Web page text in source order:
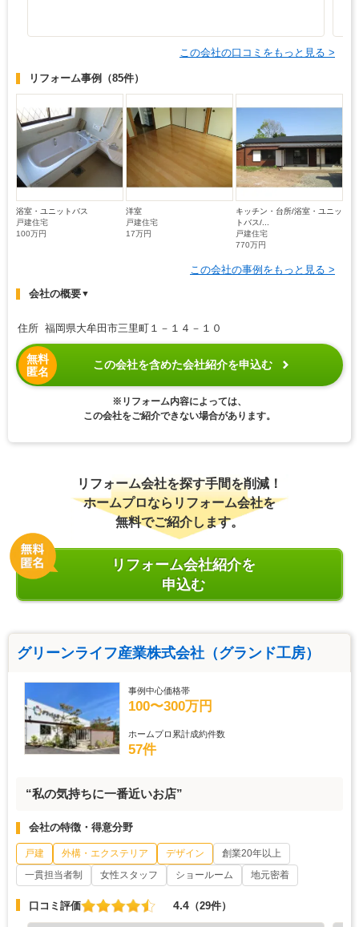
この会社の口コミをもっと見る >
リフォーム事例 （85件）
浴室・ユニットバス
戸建住宅
100万円
洋室
戸建住宅
17万円
キッチン・台所/浴室・ユニッ
トバス/...
戸建住宅
770万円
この会社の事例をもっと見る >
会社の概要▼
住所 福岡県大牟田市三里町１－１４－１０
無料
匿名
この会社を含めた会社紹介を申込む
※リフォーム内容によっては、
この会社をご紹介できない場合があります。
リフォーム会社を探す手間を削減！
ホームプロならリフォーム会社を
無料でご紹介します。
リフォーム会社紹介を
申込む
グリーンライフ産業株式会社（グランド工房）
事例中心価格帯
100〜300万円
ホームプロ累計成約件数
57件
“私の気持ちに一番近いお店”
会社の特徴・得意分野
戸建 外構・エクステリア デザイン
創業20年以上
一貫担当者制
女性スタッフ ショールーム 地元密着
口コミ評価 4.4 （29件）